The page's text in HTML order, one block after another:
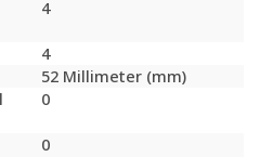
4
4
52 Millimeter (mm)
0
0